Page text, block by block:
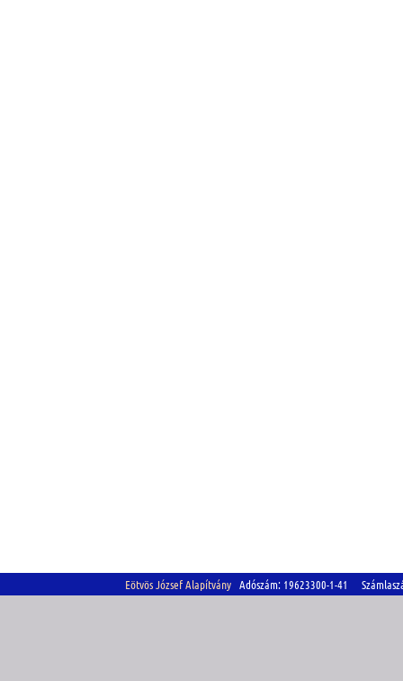
Eötvös József Alapítvány Adószám: 19623300-1-41